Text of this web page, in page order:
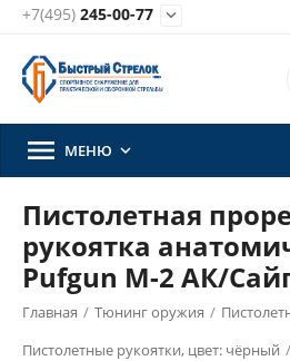
+7(495) 245-00-77 
 МЕНЮ 
Пистолетная
рукоятка
Pufgun М-2 АК/
Главная / Тюнинг оружия /
Пистолетные рукоятки, цвет: чёрный /